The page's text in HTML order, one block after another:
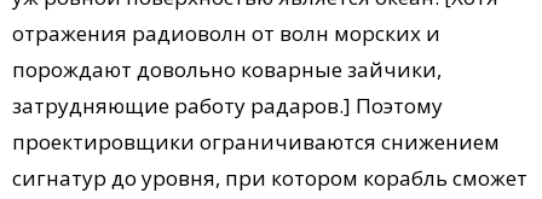
отражения радиоволн от волн морских и
порождают довольно коварные зайчики,
затрудняющие работу радаров.] Поэтому
проектировщики ог­ра­ничиваются снижением
сигнатур до уровня, при котором корабль сможет